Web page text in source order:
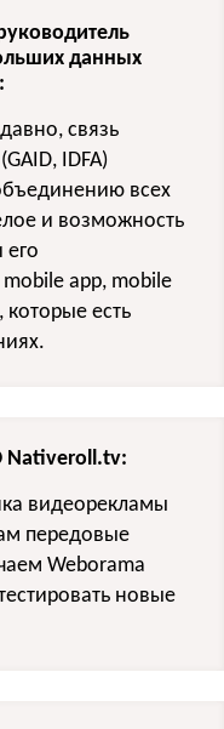
данных
:
связь
IDFA)
всех
и возможность
его
app, mobile
есть
Nativeroll.tv:
видеорекламы
передовые
Weborama
новые